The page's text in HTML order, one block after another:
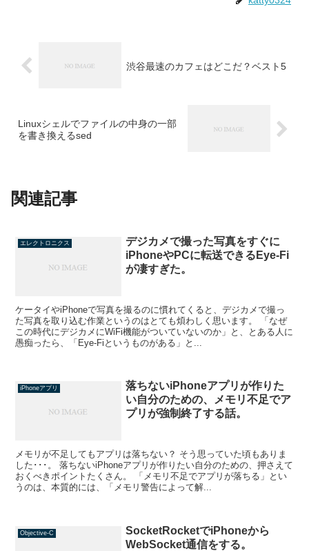
渋谷最速のカフェはどこだ？ベスト5
Linuxシェルでファイルの中身の一部
を書き換えるsed
関連記事
エレクトロニクス
デジカメで撮った写真をすぐに
iPhoneやPCに転送できるEye-Fi
が凄すぎた。
ケータイやiPhoneで写真を撮るのに慣れてくると、デジカメで撮っ
た写真を取り込む作業というのはとても煩わしく思います。 「なぜ
この時代にデジカメにWiFi機能がついていないのか」と、とある人に
愚痴ったら、「Eye-Fiというものがある」と...
iPhoneアプリ
落ちないiPhoneアプリが作りた
い自分のための、メモリ不足でア
プリが強制終了する話。
メモリが不足してもアプリは落ちない？ そう思っていた頃もありま
した･･･。 落ちないiPhoneアプリが作りたい自分のための、押さえて
おくべきポイントたくさん。 「メモリ不足でアプリが落ちる」とい
うのは、本質的には、「メモリ警告によって解...
Objective-C
SocketRocketでiPhoneから
WebSocket通信をする。